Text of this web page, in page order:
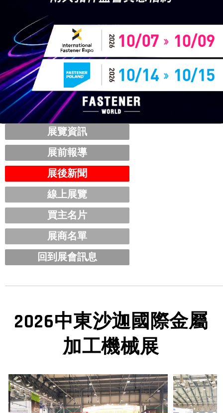
展覽資訊
展前報導
展後新聞
線上展覽
買主名片
展商名單
回到展會訊息
2026中東沙迦國際金屬
加工機械展